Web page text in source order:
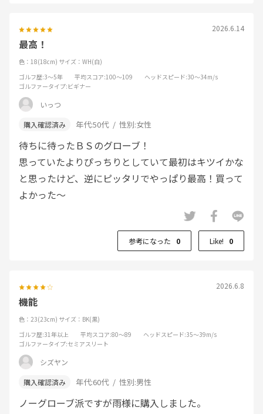
2026.6.14
最高！
色：18(18cm) サイズ：WH(白)
ゴルフ歴:3～5年 平均スコア:100～109 ヘッドスピード:30～34m/s
ゴルファータイプ:ビギナー
いっつ
年代:50代 性別:女性
待ちに待ったＢＳのグローブ！
思っていたよりぴっちりとしていて最初はキツイかな
と思ったけど、逆にピッタリでやっぱり最高！買って
よかった～
参考になった 0 Like! 0
2026.6.8
機能
色：23(23cm) サイズ：BK(黒)
ゴルフ歴:31年以上 平均スコア:80～89 ヘッドスピード:35～39m/s
ゴルファータイプ:セミアスリート
シズヤン
年代:60代 性別:男性
ノーグローブ派ですが雨様に購入しました。